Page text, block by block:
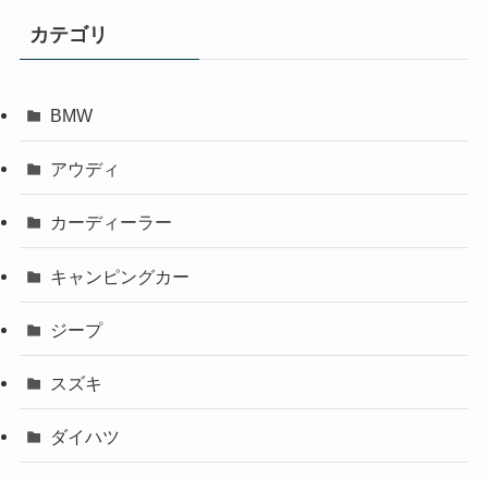
カテゴリ
BMW
アウディ
カーディーラー
キャンピングカー
ジープ
スズキ
ダイハツ